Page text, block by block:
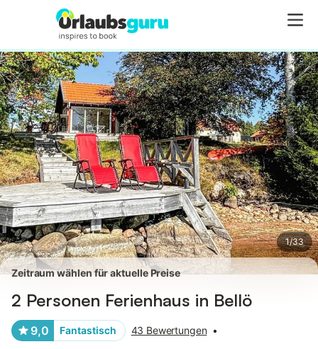
1/33
Ausstattung Bewertungen
Zeitraum wählen für aktuelle Preise
2 Personen Ferienhaus in Bellö
9,0 Fantastisch 43 Bewertungen •